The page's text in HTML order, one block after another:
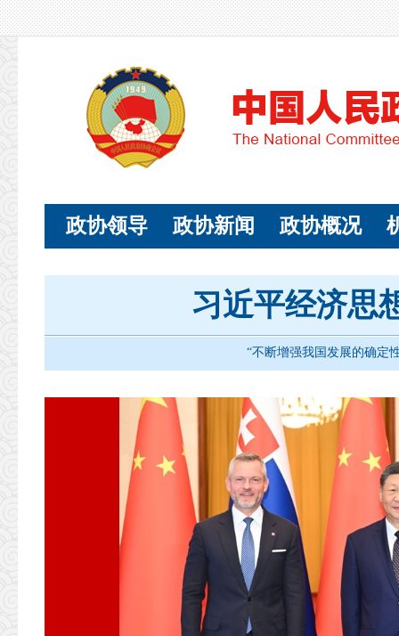
政协领导 政协新闻 政协概况
习近平经济思
“不断增强我国发展的确定